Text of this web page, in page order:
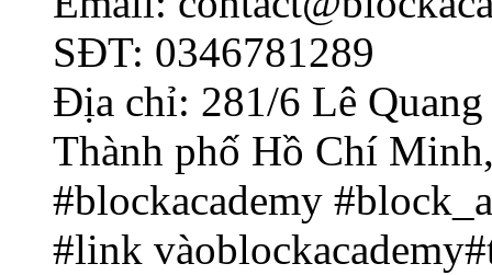
SĐT: 0346781289
Địa chỉ: 281/6 Lê
Thành phố Hồ Chí
#blockacademy
#link